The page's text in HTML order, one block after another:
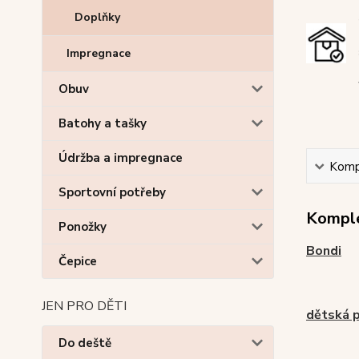
Doplňky
Impregnace
Obuv
Batohy a tašky
Údržba a impregnace
Sportovní potřeby
Ponožky
Čepice
JEN PRO DĚTI
Do deště
Bondi
dětská